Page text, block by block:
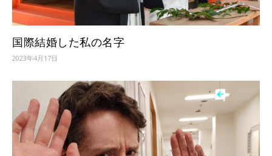
国際結婚した私の名字
2023年4月17日